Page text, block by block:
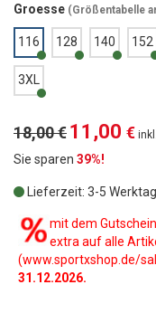
Groesse (Größentabelle
116 128 140 152
3XL
18,00 €11,00 €
Sie sparen 39%!
Lieferzeit: 3-5
mit dem
extra auf alle
(www.sportxshop.de/
31.12.2026.